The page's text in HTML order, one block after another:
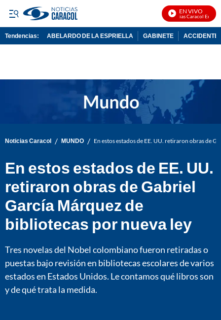
EN VIVO
Noticias Caracol En Vivo
Tendencias: ABELARDO DE LA ESPRIELLA GABINETE ACCIDENTE
Noticias Caracol / MUNDO / En estos estados de EE. UU. retiraron obras de
En estos estados de EE. UU.
retiraron obras de Gabriel
García Márquez de
bibliotecas por nueva ley
Tres novelas del Nobel colombiano fueron retiradas o
puestas bajo revisión en bibliotecas escolares de varios
estados en Estados Unidos. Le contamos qué libros son
y de qué trata la medida.